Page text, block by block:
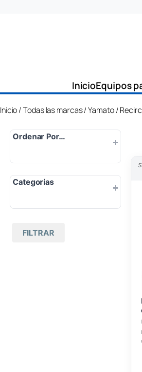
InicioEquipos
Inicio/Todas las marcas/Yamato/
Ordenar Por…
Popularidad
Más nuevo
Categorias
Todas las marcas
FILTRAR